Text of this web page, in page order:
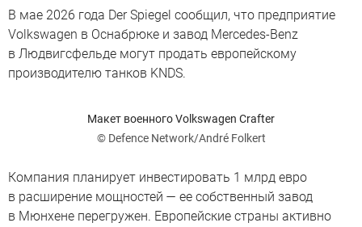
В мае 2026 года Der Spiegel сообщил, что предприятие
Volkswagen в Оснабрюке и завод Mercedes-Benz
в Людвигсфельде могут продать европейскому
производителю танков KNDS.
Макет военного Volkswagen Crafter
© Defence Network/André Folkert
Компания планирует инвестировать 1 млрд евро
в расширение мощностей — ее собственный завод
в Мюнхене перегружен. Европейские страны активно